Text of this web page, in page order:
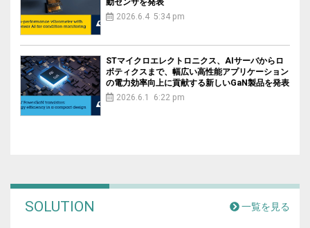
動センサを発表
2026.6.4 5:34 pm
STマイクロエレクトロニクス、AIサーバからロ
ボティクスまで、幅広い高性能アプリケーション
の電力効率向上に貢献する新しいGaN製品を発表
2026.6.1 6:22 pm
SOLUTION 一覧を見る